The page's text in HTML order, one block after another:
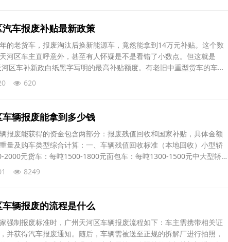
车报废补贴最新政策
的老货车，报废淘汰后换新能源车，竟然能拿到14万元补贴。这个数
河区车主直呼意外，甚至有人怀疑是不是看错了小数点。但这就是
区车补新政白纸黑字写明的最高补贴额度。有老旧中重型货车的车
体户和小运输公司。只要你的货车是国三或国四标准，在2025年7月1
620
辆报废能拿到多少钱
报废能获得的资金包含两部分：‌报废残值回收‌和‌国家补贴‌，具体金额
量及购车类型综合计算：‌一、车辆残值回收标准（本地回收）‌小型轿
2000元‌货车‌：每吨1500-1800元‌面包车‌：每吨1300-1500元‌中大型轿
2000元二、国家报废更新补贴（需购新车）根据2025年最新政策，符
8249
辆报废的流程是什么
强制报废标准时，广州天河区车辆报废流程如下：车主需携带相关证
并获得汽车报废通知。随后，车辆需被送至正规的拆解厂进行拍照，